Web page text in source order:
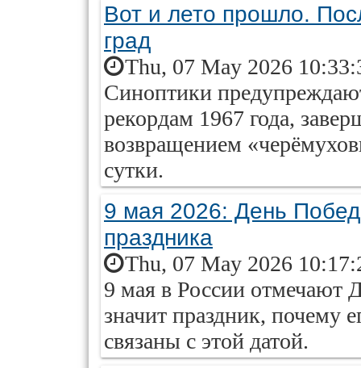
Вот и лето прошло.
град
Thu, 07 May 2026
Синоптики
рекордам 1967 года,
возвращением
сутки.
9 мая 2026: День
праздника
Thu, 07 May 2026
9 мая в России отмечают
значит праздник, почему
связаны с этой датой.